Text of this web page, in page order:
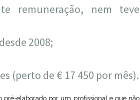
remuneração, nem teve
2008;
(perto de € 17 450 por mês).
pré-elaborado por um profissional e que não